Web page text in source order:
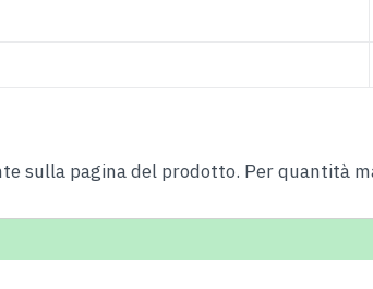
sulla pagina del prodotto. Per quantità